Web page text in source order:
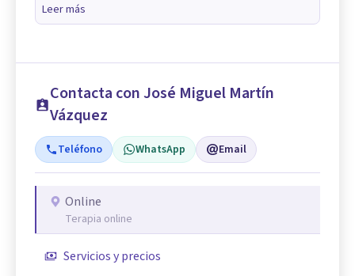
Leer más
Contacta con José Miguel Martín
Vázquez
Teléfono WhatsApp Email
Online
Terapia online
Servicios y precios